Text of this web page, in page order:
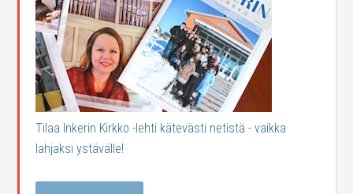
Tilaa Inkerin Kirkko -lehti kätevästi netistä - vaikka
lahjaksi ystävälle!